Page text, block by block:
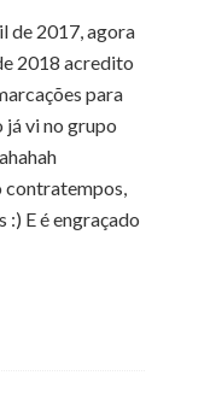
de 2017, agora
2018 acredito
para
já vi no grupo
contratempos,
:) E é engraçado